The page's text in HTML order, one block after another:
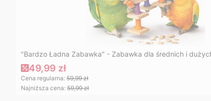
"Bardzo Ładna Zabawka" - Zabawka dla średnich i
49,99 zł
Cena regularna: 59,99 zł
Najniższa cena: 59,99 zł